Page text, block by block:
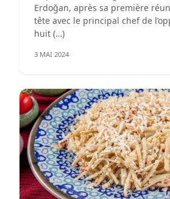
Erdoğan, après sa première
tête avec le principal chef de
huit (…)
3 MAI 2024